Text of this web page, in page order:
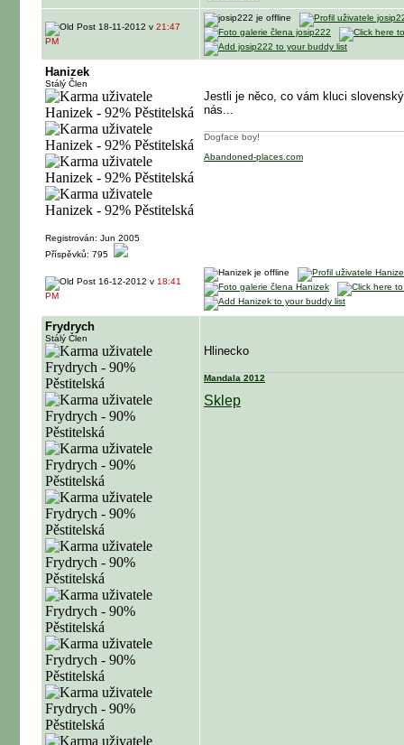
18-11-2012 v 21:47
PM
Hanizek
Stálý Člen
Registrován: Jun 2005
Příspěvků: 795
Jestli je něco, co vám kluci
nás...
Dogface boy!
Abandoned-places.com
16-12-2012 v 18:41
PM
Frydrych
Stálý Člen
Hlinecko
Mandala 2012
Sklep